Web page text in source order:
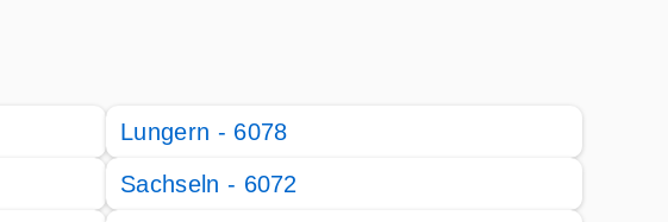
Lungern - 6078
Sachseln - 6072